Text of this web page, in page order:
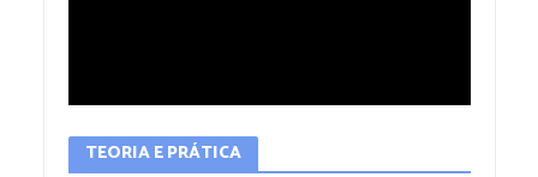
TEORIA E PRÁTICA